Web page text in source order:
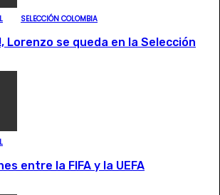
SELECCIÓN COLOMBIA
Lorenzo se queda en la Selección
entre la FIFA y la UEFA